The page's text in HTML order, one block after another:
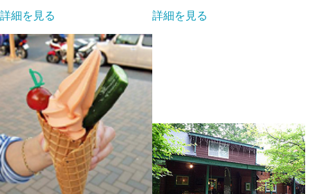
詳細を見る 詳細を見る